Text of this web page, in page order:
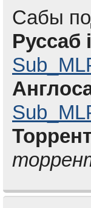
Сабы
Руссаб